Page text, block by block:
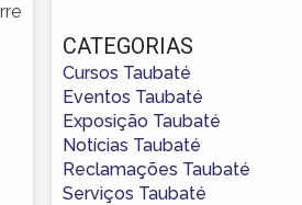
CATEGORIAS
Cursos Taubaté
Eventos Taubaté
Exposição Taubaté
Notícias Taubaté
Reclamações Taubaté
Serviços Taubaté